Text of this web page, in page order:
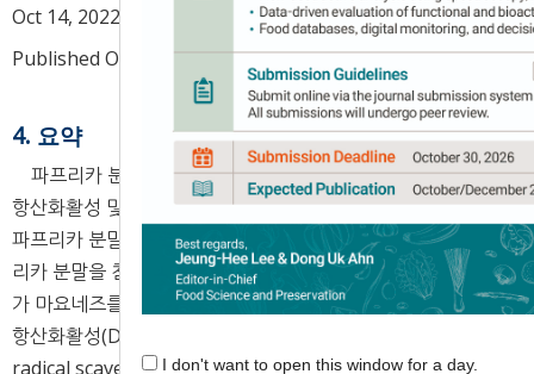
Oct 14, 2022
Published Online: Oct 30, 2022
4. 요약
파프리카 분말 첨가량에 따른 들기름 마요네즈의 품질특성,
항산화활성 및 산화안정성에 미치는 영향에 대해 평가하였다.
파프리카 분말을 이용한 들기름 마요네즈의 개발을 위해 파프
리카 분말을 첨가하지 않은 대조구, 0.5-3% 파프리카 분말 첨
가 마요네즈를 제조하여 색도, pH, 점도, 총폴리페놀 함량 및
항산화활성(DPPH radical scavenging activity, ABTS
radical scavenging activity, FRAP assay), 과산화물가, 유화
I don't want to open this window for a day.